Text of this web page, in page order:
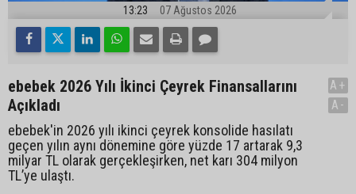
13:23 07 Ağustos 2026
ebebek 2026 Yılı İkinci Çeyrek Finansallarını
Açıkladı
ebebek'in 2026 yılı ikinci çeyrek konsolide hasılatı
geçen yılın aynı dönemine göre yüzde 17 artarak 9,3
milyar TL olarak gerçekleşirken, net karı 304 milyon
TL’ye ulaştı.
A+
A-